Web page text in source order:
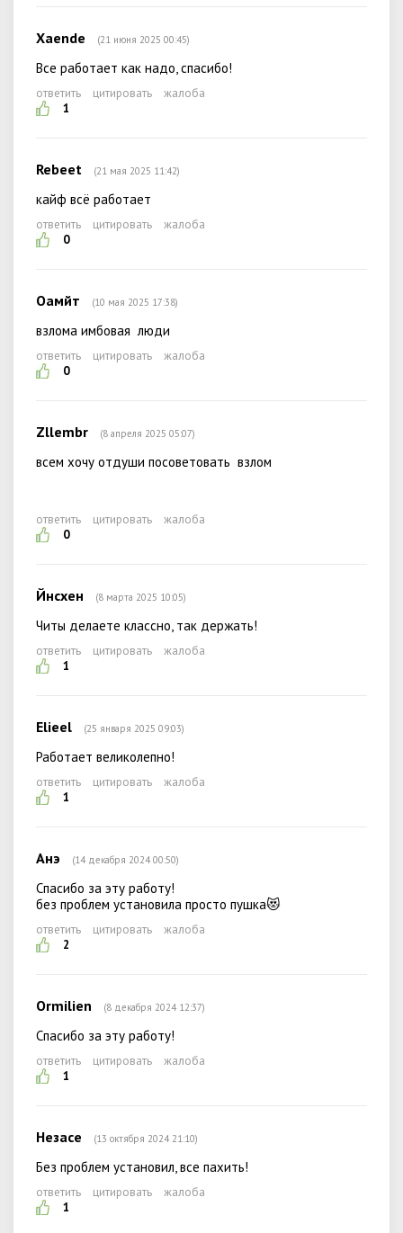
Xaende (21 июня 2025 00:45)
Все работает как надо, спасибо!
ответить цитировать
жалоба
1
Rebeet (21 мая 2025 11:42)
кайф всё работает
ответить цитировать
жалоба
0
Оамйт (10 мая 2025 17:38)
взлома имбовая люди
ответить цитировать
жалоба
0
Zllembr (8 апреля 2025 05:07)
всем хочу отдуши посоветовать взлом
ответить цитировать
жалоба
0
Йнсхен (8 марта 2025 10:05)
Читы делаете классно, так держать!
ответить цитировать
жалоба
1
Elieel (25 января 2025 09:03)
Работает великолепно!
ответить цитировать
жалоба
1
Анэ (14 декабря 2024 00:50)
Спасибо за эту работу!
без проблем установила просто пушка😻
ответить цитировать
жалоба
2
Ormilien (8 декабря 2024 12:37)
Спасибо за эту работу!
ответить цитировать
жалоба
1
Незасе (13 октября 2024 21:10)
Без проблем установил, все пахить!
ответить цитировать
жалоба
1